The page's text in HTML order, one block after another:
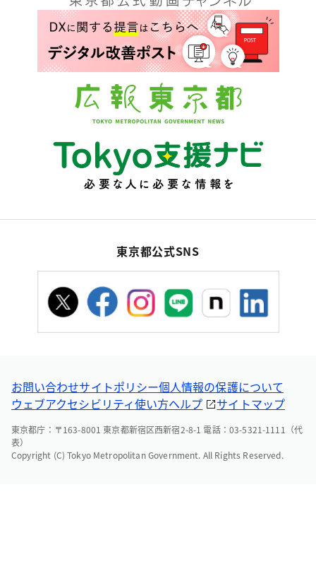
東京都公式SNS
お問い合わせサイトポリシー個人情報の保護について
ウェブアクセシビリティ使い方ヘルプ サイトマップ
東京都庁：〒163-8001 東京都新宿区西新宿2-8-1 電話：03-5321-1111（代
表）
Copyright (C) Tokyo Metropolitan Government. All Rights Reserved.